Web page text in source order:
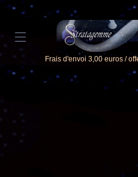
Frais d'envoi 3,00 euros /